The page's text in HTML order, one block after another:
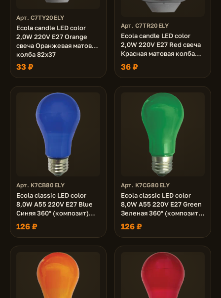
Арт. C7TY20ELY
Ecola candle LED color
2,0W 220V E27 Orange
свеча Оранжевая матовая
колба 82x37
33 ₽
Арт. C7TR20ELY
Ecola candle LED color
2,0W 220V E27 Red свеча
Красная матовая колба
82x37
36 ₽
Арт. K7CB80ELY
Ecola classic LED color
8,0W A55 220V E27 Blue
Синяя 360° (композит)
108x55
126 ₽
Арт. K7CG80ELY
Ecola classic LED color
8,0W A55 220V E27 Green
Зеленая 360° (композит)
108x55
126 ₽